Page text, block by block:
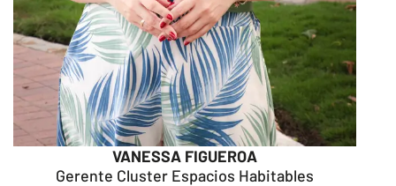
VANESSA FIGUEROA
Gerente Cluster Espacios Habitables